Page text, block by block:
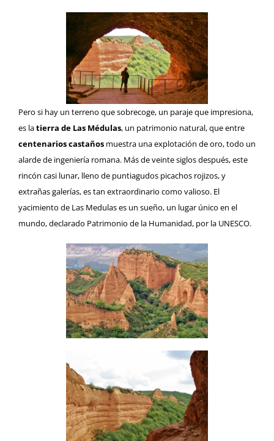
Pero si hay un terreno que sobrecoge, un paraje que impresiona,
es latierra de Las Médulas, un patrimonio natural, que entre
centenarios castaños muestra una explotación de oro, todo un
alarde de ingeniería romana. Más de veinte siglos después, este
rincón casi lunar, lleno de puntiagudos picachos rojizos, y
extrañas galerías, es tan extraordinario como valioso. El
yacimiento de Las Medulas es un sueño, un lugar único en el
mundo, declarado Patrimonio de la Humanidad, por la UNESCO.